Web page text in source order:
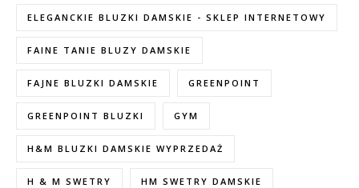
ELEGANCKIE BLUZKI DAMSKIE - SKLEP INTERNETOWY
FAINE TANIE BLUZY DAMSKIE
FAJNE BLUZKI DAMSKIE GREENPOINT
GREENPOINT BLUZKI GYM
H&M BLUZKI DAMSKIE WYPRZEDAŻ
H & M SWETRY HM SWETRY DAMSKIE